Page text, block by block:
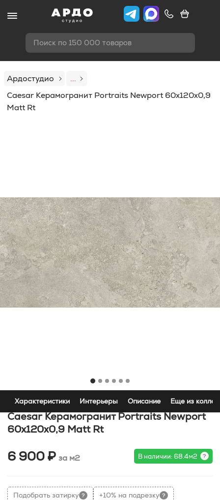
Поиск по 150 000 товаров
Ардостудио
...
Caesar Керамогранит Portraits Newport 60x120х0,9
Matt Rt
Характеристики Интерьеры Описание Еще из
Caesar Керамогранит Portraits Newport
60x120х0,9 Matt Rt
6 900 ₽ за м2 В наличии: 68.4м2
Подобрать затирку +10% на подрезку